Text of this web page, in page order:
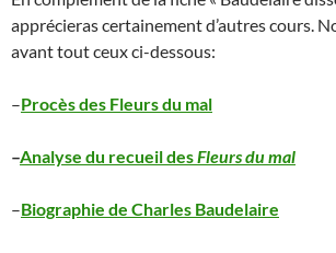
apprécieras certainement d’autres cours.
avant tout ceux ci-dessous:
–Procès des Fleurs du mal
–Analyse du recueil desFleurs du mal
–Biographie de Charles Baudelaire